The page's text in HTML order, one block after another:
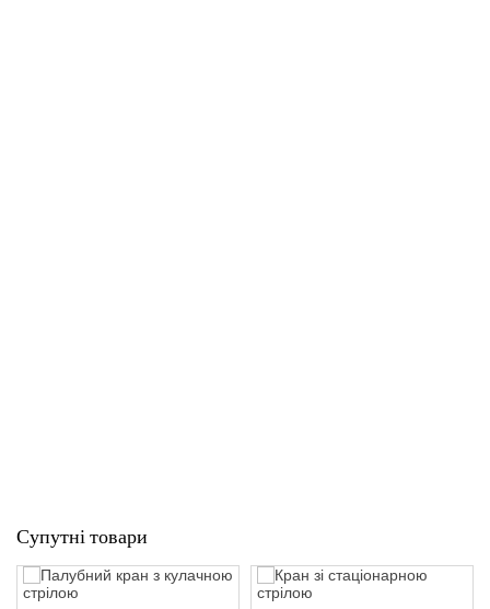
Супутні товари